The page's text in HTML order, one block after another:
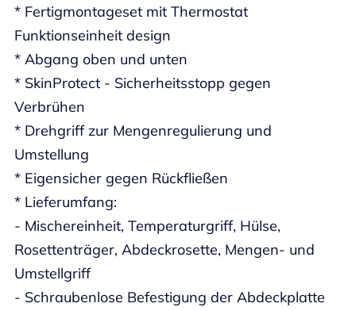
* Fertigmontageset mit Thermostat
Funktionseinheit design
* Abgang oben und unten
* SkinProtect - Sicherheitsstopp gegen
Verbrühen
* Drehgriff zur Mengenregulierung und
Umstellung
* Eigensicher gegen Rückfließen
* Lieferumfang:
- Mischereinheit, Temperaturgriff, Hülse,
Rosettenträger, Abdeckrosette, Mengen- und
Umstellgriff
- Schraubenlose Befestigung der Abdeckplatte